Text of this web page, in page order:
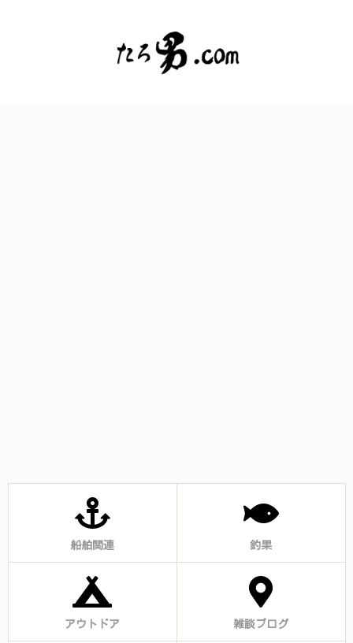
船舶関連 釣果
アウトドア 雑談ブログ